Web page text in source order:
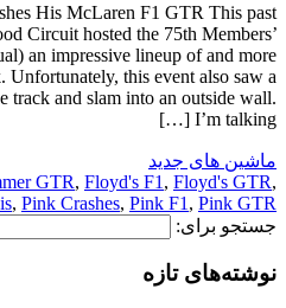
His McLaren F1 GTR This past
Circuit hosted the 75th Members’
an impressive lineup of and more
this event also saw a
track and slam into an outside wall.
I’m talking […]
ماشین های جدید
GTR, Floyd's F1 , Floyd's GTR,
, Pink Crashes, Pink F1 , Pink GTR
جستجو برای:
نوشته‌های تازه